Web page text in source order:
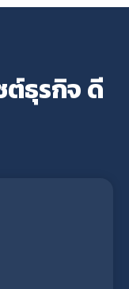
ต์ธุรกิจ ดี